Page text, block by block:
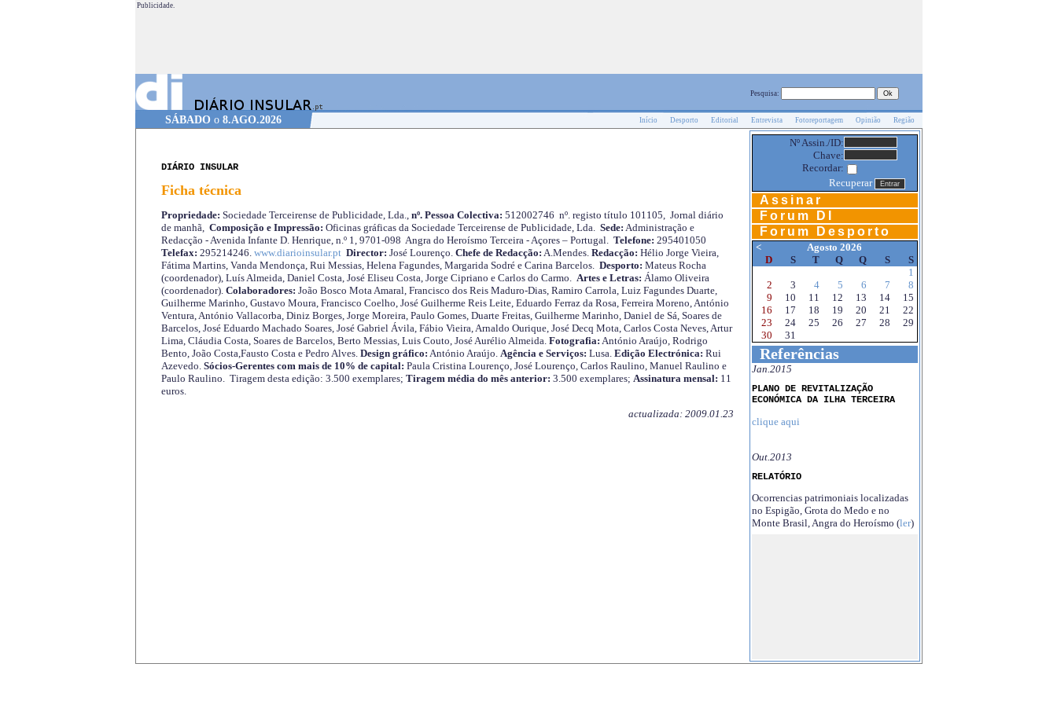
Publicidade.
Pesquisa:
SÁBADO o 8.AGO.2026 Início Desporto Editorial Entrevista Fotoreportagem Opinião Região
DIÁRIO INSULAR
Ficha técnica
Propriedade: Sociedade Terceirense de Publicidade, Lda.,nº. Pessoa Colectiva: 512002746 nº. registo título 101105, Jornal diário
de manhã, Composição e Impressão: Oficinas gráficas da Sociedade Terceirense de Publicidade, Lda. Sede: Administração e
Redacção - Avenida Infante D. Henrique, n.º 1, 9701-098 Angra do Heroísmo Terceira - Açores – Portugal. Telefone: 295401050
Telefax: 295214246. www.diarioinsular.pt Director: José Lourenço. Chefe de Redacção: A.Mendes. Redacção: Hélio Jorge Vieira,
Fátima Martins, Vanda Mendonça, Rui Messias, Helena Fagundes, Margarida Sodré e Carina Barcelos. Desporto: Mateus Rocha
(coordenador), Luís Almeida, Daniel Costa, José Eliseu Costa, Jorge Cipriano e Carlos do Carmo. Artes e Letras: Álamo Oliveira
(coordenador). Colaboradores: João Bosco Mota Amaral, Francisco dos Reis Maduro-Dias, Ramiro Carrola, Luiz Fagundes Duarte,
Guilherme Marinho, Gustavo Moura, Francisco Coelho, José Guilherme Reis Leite, Eduardo Ferraz da Rosa, Ferreira Moreno, António
Ventura, António Vallacorba, Diniz Borges, Jorge Moreira, Paulo Gomes, Duarte Freitas, Guilherme Marinho, Daniel de Sá, Soares de
Barcelos, José Eduardo Machado Soares, José Gabriel Ávila, Fábio Vieira, Arnaldo Ourique, José Decq Mota, Carlos Costa Neves, Artur
Lima, Cláudia Costa, Soares de Barcelos, Berto Messias, Luis Couto, José Aurélio Almeida. Fotografia: António Araújo, Rodrigo
Bento, João Costa,Fausto Costa e Pedro Alves. Design gráfico: António Araújo. Agência e Serviços: Lusa. Edição Electrónica: Rui
Azevedo. Sócios-Gerentes com mais de 10% de capital: Paula Cristina Lourenço, José Lourenço, Carlos Raulino, Manuel Raulino e
Paulo Raulino. Tiragem desta edição: 3.500 exemplares; Tiragem média do mês anterior: 3.500 exemplares; Assinatura mensal: 11
euros.
actualizada: 2009.01.23
Nº Assin./ID:
Chave:
Recordar:
Recuperar
Assinar
Forum DI
Forum Desporto
<
Agosto 2026
D
S T Q Q S
S
1
2
3 4 5 6 7
8
9
10 11 12 13 14
15
16
17 18 19 20 21
22
23
24 25 26 27 28
29
30
31
Referências
Jan.2015
PLANO DE REVITALIZAÇÃO
ECONÓMICA DA ILHA TERCEIRA
clique aqui
Out.2013
RELATÓRIO
Ocorrencias patrimoniais localizadas
no Espigão, Grota do Medo e no
Monte Brasil, Angra do Heroísmo (ler)